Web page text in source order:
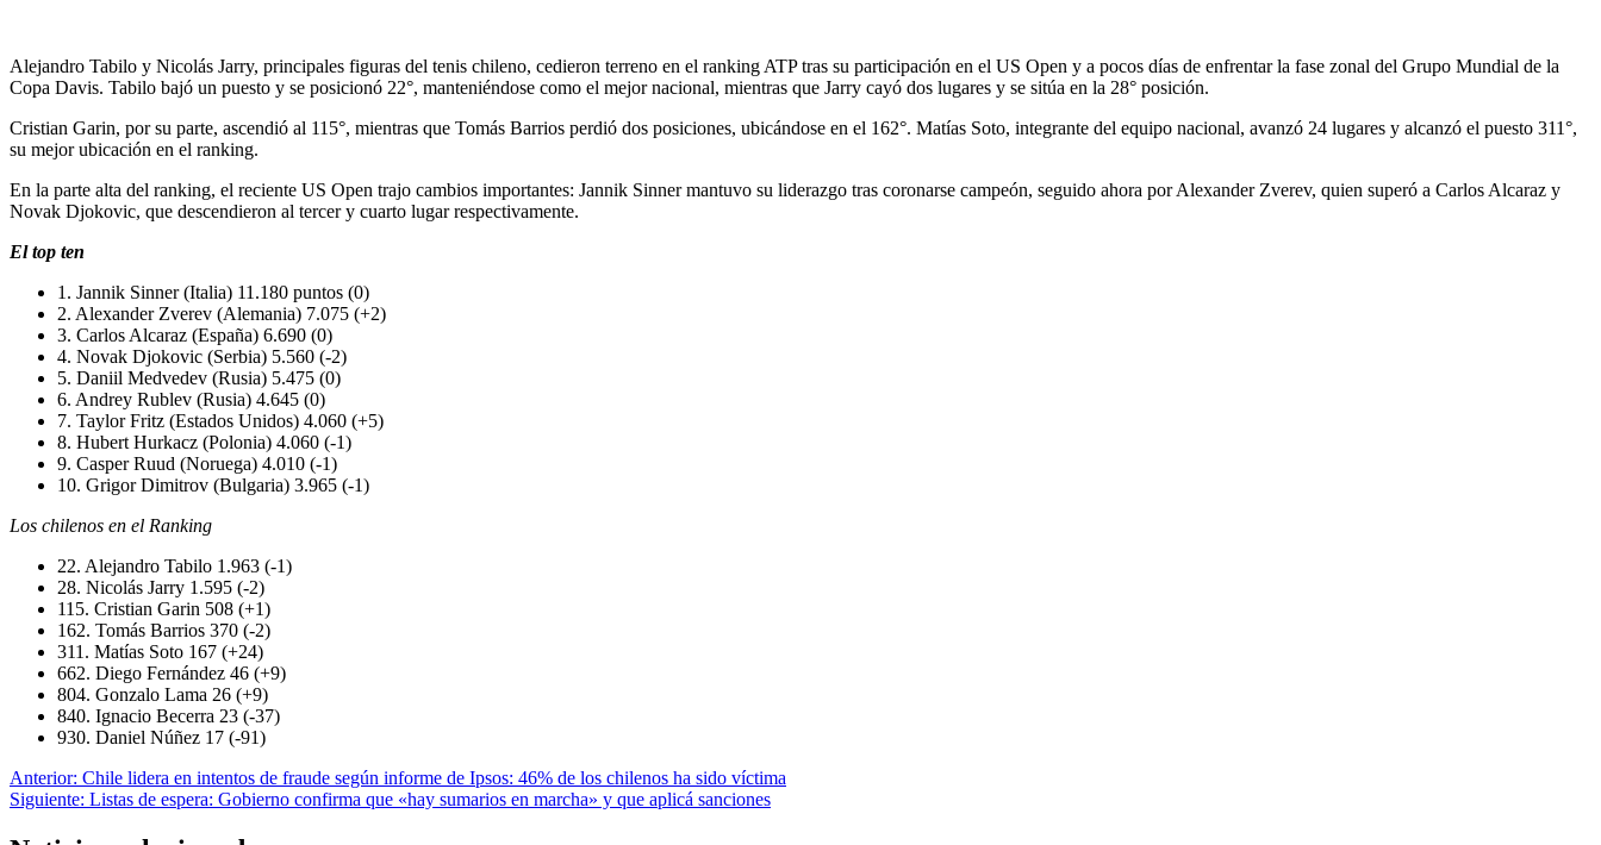
Alejandro Tabilo y Nicolás Jarry, principales figuras del tenis chileno, cedieron terreno en el ranking ATP tras su participación en el US Open y a pocos días de enfrentar la fase zonal del Grupo Mundial de la
Copa Davis. Tabilo bajó un puesto y se posicionó 22°, manteniéndose como el mejor nacional, mientras que Jarry cayó dos lugares y se sitúa en la 28° posición.
Cristian Garin, por su parte, ascendió al 115°, mientras que Tomás Barrios perdió dos posiciones, ubicándose en el 162°. Matías Soto, integrante del equipo nacional, avanzó 24 lugares y alcanzó el puesto 311°,
su mejor ubicación en el ranking.
En la parte alta del ranking, el reciente US Open trajo cambios importantes: Jannik Sinner mantuvo su liderazgo tras coronarse campeón, seguido ahora por Alexander Zverev, quien superó a Carlos Alcaraz y
Novak Djokovic, que descendieron al tercer y cuarto lugar respectivamente.
El top ten
1. Jannik Sinner (Italia) 11.180 puntos (0)
2. Alexander Zverev (Alemania) 7.075 (+2)
3. Carlos Alcaraz (España) 6.690 (0)
4. Novak Djokovic (Serbia) 5.560 (-2)
5. Daniil Medvedev (Rusia) 5.475 (0)
6. Andrey Rublev (Rusia) 4.645 (0)
7. Taylor Fritz (Estados Unidos) 4.060 (+5)
8. Hubert Hurkacz (Polonia) 4.060 (-1)
9. Casper Ruud (Noruega) 4.010 (-1)
10. Grigor Dimitrov (Bulgaria) 3.965 (-1)
Los chilenos en el Ranking
22. Alejandro Tabilo 1.963 (-1)
28. Nicolás Jarry 1.595 (-2)
115. Cristian Garin 508 (+1)
162. Tomás Barrios 370 (-2)
311. Matías Soto 167 (+24)
662. Diego Fernández 46 (+9)
804. Gonzalo Lama 26 (+9)
840. Ignacio Becerra 23 (-37)
930. Daniel Núñez 17 (-91)
Navegación
de
Anterior: Chile lidera en intentos de fraude según informe de Ipsos: 46% de los chilenos ha sido víctima
Siguiente: Listas de espera: Gobierno confirma que «hay sumarios en marcha» y que aplicá sanciones